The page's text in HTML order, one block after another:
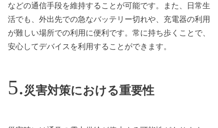
などの通信手段を維持することが可能です。また、日常生
活でも、外出先での急なバッテリー切れや、充電器の利用
が難しい場所での利用に便利です。常に持ち歩くことで、
安心してデバイスを利用することができます。
災害対策における重要性